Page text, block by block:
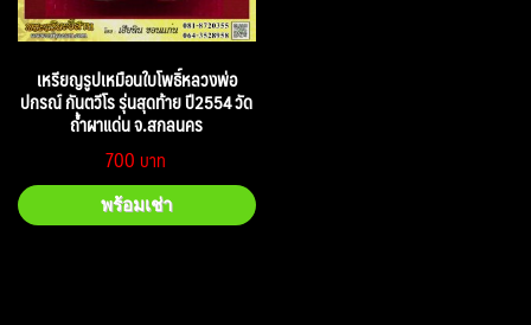
เหรียญรูปเหมือนใบโพธิ์หลวงพ่อ
ปกรณ์ กันตวีโร รุ่นสุดท้าย ปี2554 วัด
ถ้ำผาแด่น จ.สกลนคร
700
พร้อมเช่า